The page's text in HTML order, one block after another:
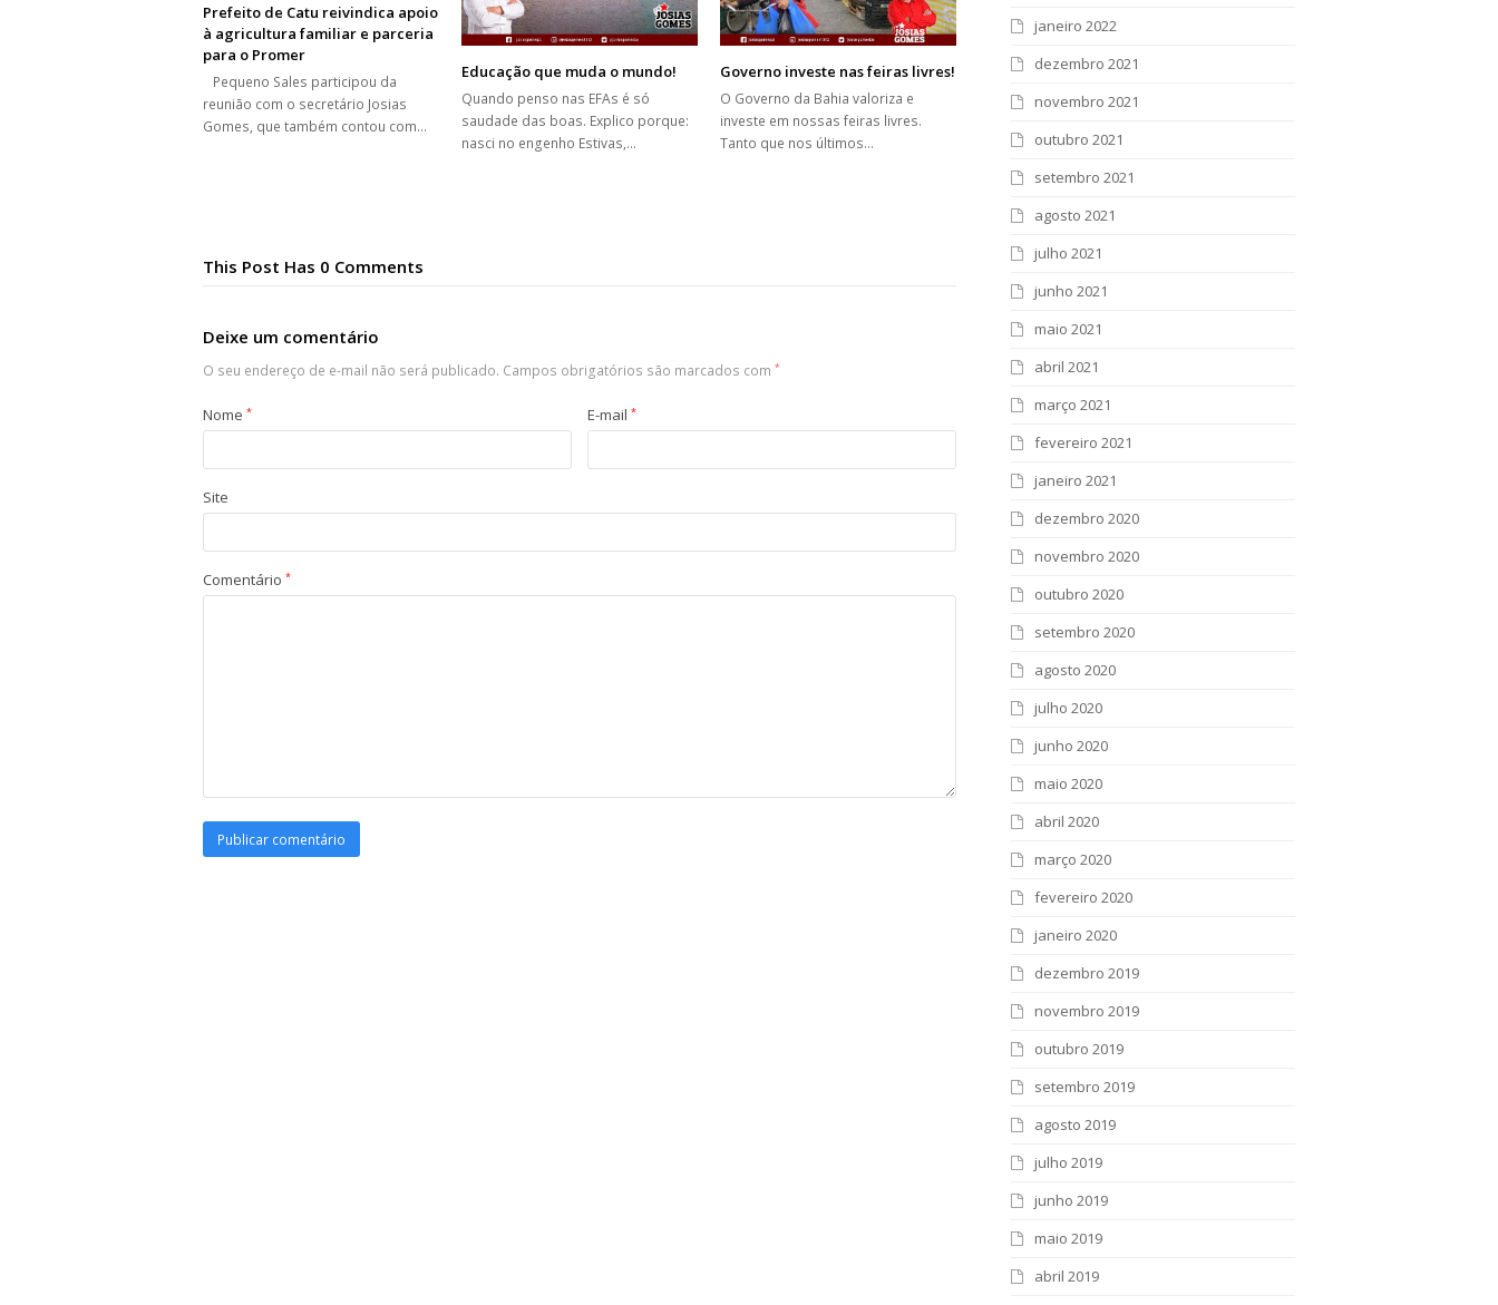
Prefeito de Catu reivindica apoio
à agricultura familiar e parceria
para o Promer
Pequeno Sales participou da
reunião com o secretário Josias
Gomes, que também contou com…
Educação que muda o mundo!
Quando penso nas EFAs é só
saudade das boas. Explico porque:
nasci no engenho Estivas,…
Governo investe nas feiras livres!
O Governo da Bahia valoriza e
investe em nossas feiras livres.
Tanto que nos últimos…
This Post Has 0 Comments
Deixe um comentário
O seu endereço de e-mail não será publicado. Campos obrigatórios são marcados com *
Nome * E-mail *
Site
Comentário *
janeiro 2022
dezembro 2021
novembro 2021
outubro 2021
setembro 2021
agosto 2021
julho 2021
junho 2021
maio 2021
abril 2021
março 2021
fevereiro 2021
janeiro 2021
dezembro 2020
novembro 2020
outubro 2020
setembro 2020
agosto 2020
julho 2020
junho 2020
maio 2020
abril 2020
março 2020
fevereiro 2020
janeiro 2020
dezembro 2019
novembro 2019
outubro 2019
setembro 2019
agosto 2019
julho 2019
junho 2019
maio 2019
abril 2019